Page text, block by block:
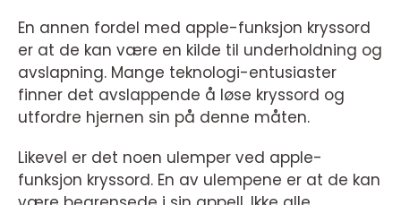
En annen fordel med apple-funksjon kryssord
er at de kan være en kilde til underholdning og
avslapning. Mange teknologi-entusiaster
finner det avslappende å løse kryssord og
utfordre hjernen sin på denne måten.
Likevel er det noen ulemper ved apple-
funksjon kryssord. En av ulempene er at de kan